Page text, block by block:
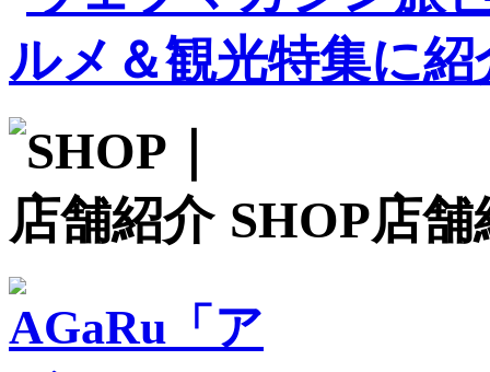
SHOP店舗